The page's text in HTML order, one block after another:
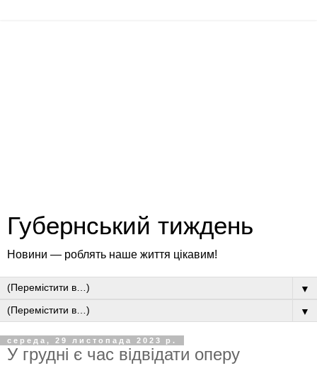
Губернський тиждень
Новини — роблять наше життя цікавим!
▼
▼
середа, 29 листопада 2023 р.
У грудні є час відвідати оперу